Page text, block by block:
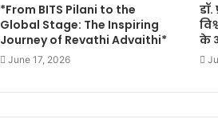
*From BITS Pilani to the
Global Stage: The Inspiring
Journey of Revathi Advaithi*
June 17, 2026
डॉ.
के